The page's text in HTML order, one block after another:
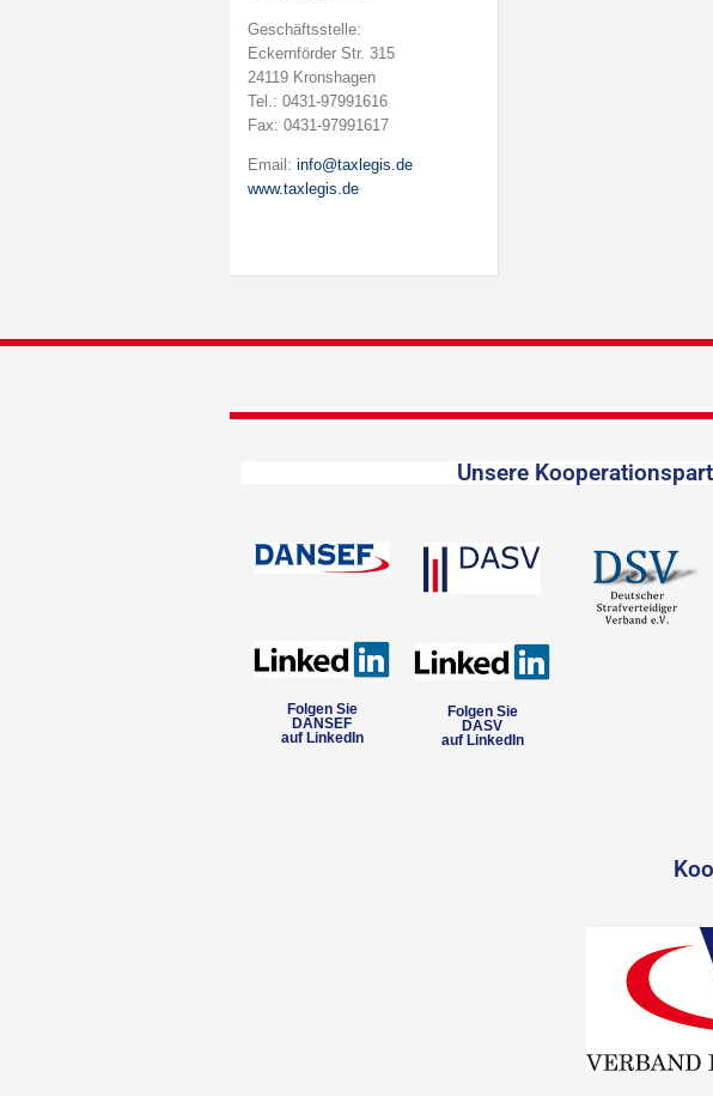
Geschäftsstelle:
Eckernförder Str. 315
24119 Kronshagen
Tel.: 0431-97991616
Fax: 0431-97991617
Email: info@taxlegis.de
www.taxlegis.de
Unsere
Folgen Sie
DANSEF
auf LinkedIn
Folgen Sie
DASV
auf LinkedIn